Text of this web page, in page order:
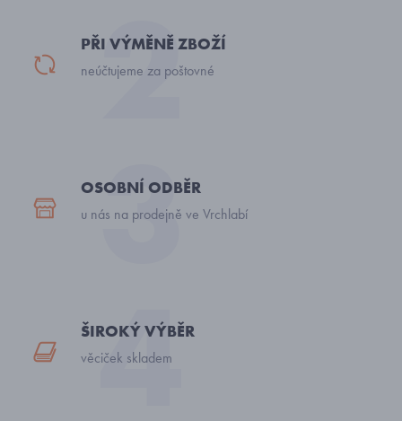
PŘI VÝMĚNĚ ZBOŽÍ
neúčtujeme za poštovné
OSOBNÍ ODBĚR
u nás na prodejně ve Vrchlabí
ŠIROKÝ VÝBĚR
věciček skladem